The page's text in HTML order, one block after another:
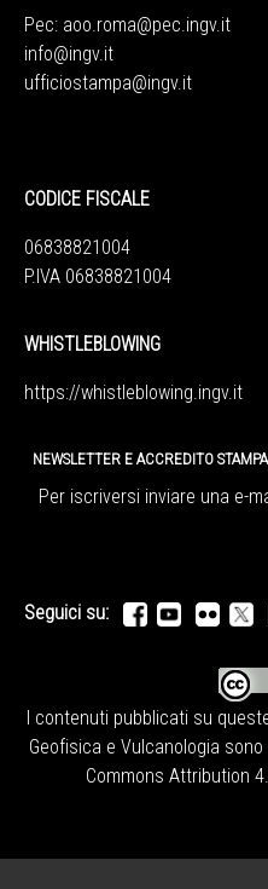
Pec: aoo.roma@pec.ingv.it
info@ingv.it
ufficiostampa@ingv.it
CODICE FISCALE
06838821004
P.IVA 06838821004
WHISTLEBLOWING
https://whistleblowing.ingv.it
NEWSLETTER E ACCREDITO STAMPA
Per iscriversi inviare una e-
Seguici su:
I contenuti pubblicati su
Geofisica e Vulcanologia
Commons Attribution